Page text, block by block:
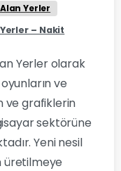
Yerler
– Nakit
Yerler olarak
ve
ve grafiklerin
sektörüne
Yeni nesil
üretilmeye